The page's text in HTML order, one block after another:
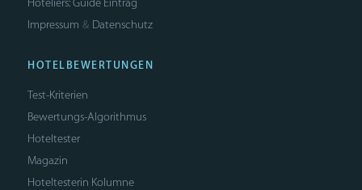
Hoteliers: Guide Eintrag
Impressum & Datenschutz
HOTELBEWERTUNGEN
Test-Kriterien
Bewertungs-Algorithmus
Hoteltester
Magazin
Hoteltesterin Kolumne